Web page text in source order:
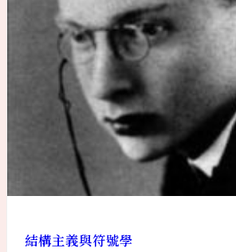
結構主義與符號學